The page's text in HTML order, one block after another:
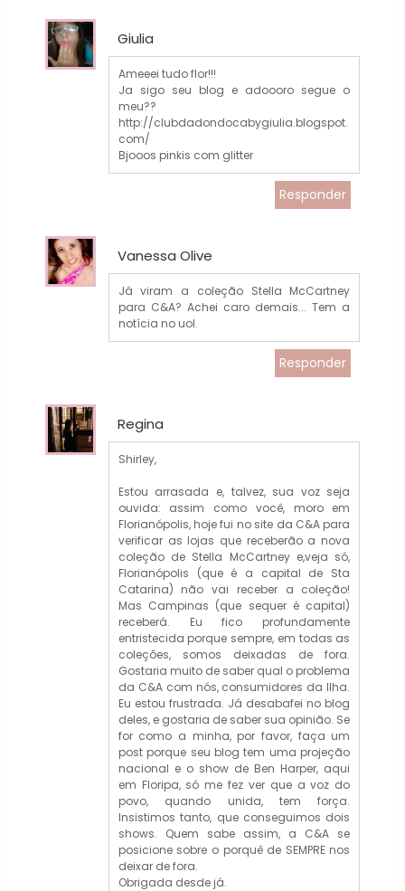
Giulia
Ameeei tudo flor!!!
Ja sigo seu blog e adoooro segue o
meu??
http://clubdadondocabygiulia.blogspot.
com/
Bjooos pinkis com glitter
Responder
Vanessa Olive
Já viram a coleção Stella McCartney
para C&A? Achei caro demais... Tem a
notícia no uol.
Responder
Regina
Shirley,
Estou arrasada e, talvez, sua voz seja
ouvida: assim como você, moro em
Florianópolis, hoje fui no site da C&A para
verificar as lojas que receberão a nova
coleção de Stella McCartney e,veja só,
Florianópolis (que é a capital de Sta
Catarina) não vai receber a coleção!
Mas Campinas (que sequer é capital)
receberá. Eu fico profundamente
entristecida porque sempre, em todas as
coleções, somos deixadas de fora.
Gostaria muito de saber qual o problema
da C&A com nós, consumidores da Ilha.
Eu estou frustrada. Já desabafei no blog
deles, e gostaria de saber sua opinião. Se
for como a minha, por favor, faça um
post porque seu blog tem uma projeção
nacional e o show de Ben Harper, aqui
em Floripa, só me fez ver que a voz do
povo, quando unida, tem força.
Insistimos tanto, que conseguimos dois
shows. Quem sabe assim, a C&A se
posicione sobre o porquê de SEMPRE nos
deixar de fora.
Obrigada desde já.